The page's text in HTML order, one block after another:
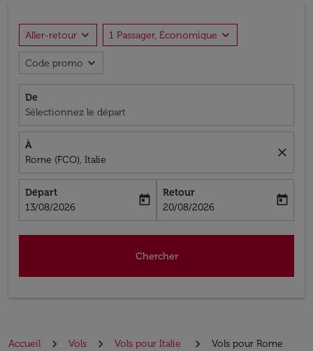
Aller-retour expand_more 1 Passager, Économique expand_more
Code promo expand_more
De
Sélectionnez le départ
À
Rome (FCO), Italie
close
Départ
fc-booking-departure-date-aria-label
13/08/2026
today
Retour
fc-booking-return-date-aria-label
20/08/2026
today
Chercher
Accueil Vols Vols pour Italie Vols pour Rome